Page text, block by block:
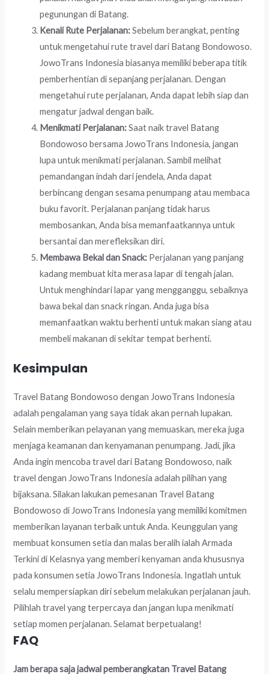
pegunungan di Batang.
Kenali Rute Perjalanan:Sebelum berangkat, penting
untuk mengetahui rute travel dari Batang Bondowoso.
JowoTrans Indonesia biasanya memiliki beberapa titik
pemberhentian di sepanjang perjalanan. Dengan
mengetahui rute perjalanan, Anda dapat lebih siap dan
mengatur jadwal dengan baik.
Menikmati Perjalanan:Saat naik travel Batang
Bondowoso bersama JowoTrans Indonesia, jangan
lupa untuk menikmati perjalanan. Sambil melihat
pemandangan indah dari jendela, Anda dapat
berbincang dengan sesama penumpang atau membaca
buku favorit. Perjalanan panjang tidak harus
membosankan, Anda bisa memanfaatkannya untuk
bersantai dan merefleksikan diri.
Membawa Bekal dan Snack: Perjalanan yang panjang
kadang membuat kita merasa lapar di tengah jalan.
Untuk menghindari lapar yang mengganggu, sebaiknya
bawa bekal dan snack ringan. Anda juga bisa
memanfaatkan waktu berhenti untuk makan siang atau
membeli makanan di sekitar tempat berhenti.
Kesimpulan
Travel Batang Bondowoso dengan JowoTrans Indonesia
adalah pengalaman yang saya tidak akan pernah lupakan.
Selain memberikan pelayanan yang memuaskan, mereka juga
menjaga keamanan dan kenyamanan penumpang. Jadi, jika
Anda ingin mencoba travel dari Batang Bondowoso, naik
travel dengan JowoTrans Indonesia adalah pilihan yang
bijaksana. Silakan lakukan pemesanan Travel Batang
Bondowoso di JowoTrans Indonesia yang memiliki komitmen
memberikan layanan terbaik untuk Anda. Keunggulan yang
membuat konsumen setia dan malas beralih ialah Armada
Terkini di Kelasnya yang memberi kenyaman anda khususnya
pada konsumen setia JowoTrans Indonesia. Ingatlah untuk
selalu mempersiapkan diri sebelum melakukan perjalanan jauh.
Pilihlah travel yang terpercaya dan jangan lupa menikmati
setiap momen perjalanan. Selamat berpetualang!
FAQ
Jam berapa saja jadwal pemberangkatan Travel Batang